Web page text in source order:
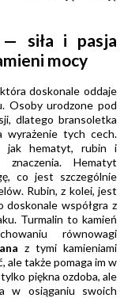
— siła i pasja
mocy
doskonale oddaje
Osoby urodzone pod
dlatego bransoletka
wyrażenie tych cech.
jak hematyt, rubin i
Hematyt
co jest szczególnie
Rubin, z kolei, jest
doskonale współgra z
Turmalin to kamień
równowagi
z tymi kamieniami
ale także pomaga im w
piękna ozdoba, ale
w osiąganiu swoich